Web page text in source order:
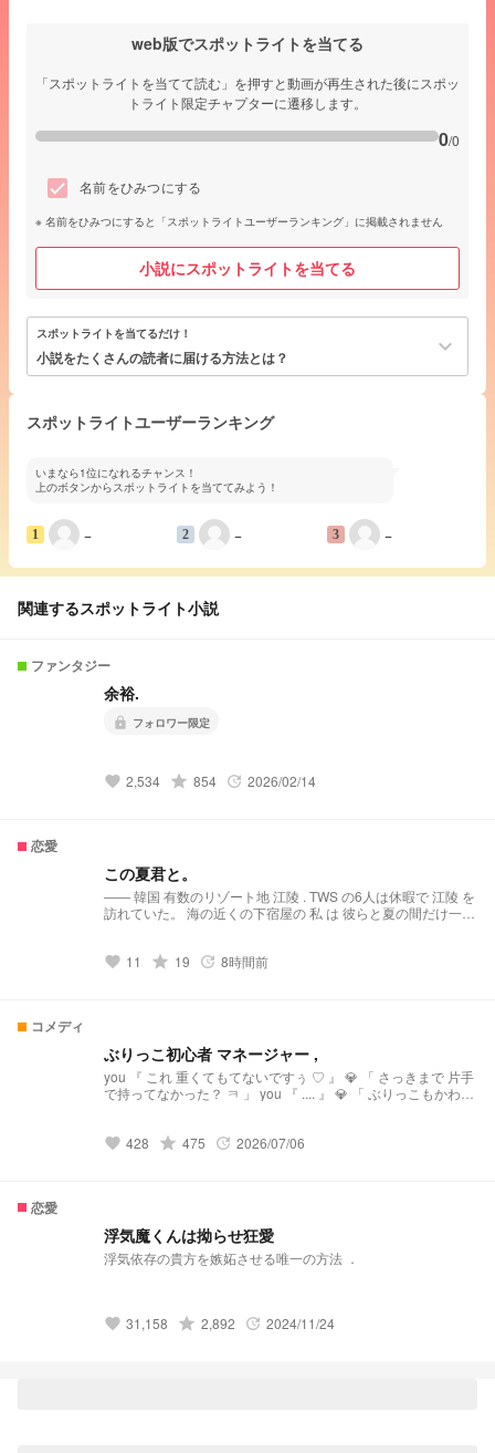
web版でスポットライトを当てる
「スポットライトを当てて読む」を押すと動画が再生された後にスポッ
トライト限定チャプターに遷移します。
0/0
名前をひみつにする
名前をひみつにすると「スポットライトユーザーランキング」に掲載されません
小説にスポットライトを当てる
スポットライトを当てるだけ！
小説をたくさんの読者に届ける方法とは？ keyboard_arrow_down
スポットライトユーザーランキング
いまなら1位になれるチャンス！
上のボタンからスポットライトを当ててみよう！
1 − 2 − 3 −
関連するスポットライト小説
ファンタジー
余裕.
lock フォロワー限定
favorite 2,534 grade 854 update 2026/02/14
恋愛
この夏君と。
―― 韓国 有数のリゾート地 江陵 . TWS の6人は休暇で 江陵 を
訪れていた。 海の近くの下宿屋の 私 は 彼らと夏の間だけ一つ
なので偏り注意です！ 閲覧300↑ほんとうにありがとうござい
favorite 11 grade 19 update 8時間前
コメディ
ぶりっこ初心者 マネージャー ,
you 『 これ 重くてもてないですぅ ♡ 』 💎 「 さっきまで 片手
で持ってなかった？ ㅋ 」 you 『 .... 』 💎 「 ぶりっこもかわい
favorite 428 grade 475 update 2026/07/06
恋愛
浮気魔くんは拗らせ狂愛
浮気依存の貴方を嫉妬させる唯一の方法 ．
favorite 31,158 grade 2,892 update 2024/11/24